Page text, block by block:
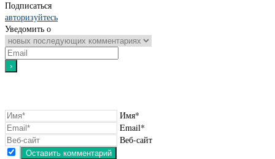
Подписаться
авторизуйтесь
Уведомить о
Имя*
Email*
Веб-сайт